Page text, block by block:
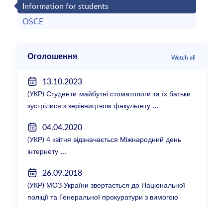
Information for students
OSCE
Оголошення Watch all
13.10.2023
(УКР) Студенти-майбутні стоматологи та їх батьки
зустрілися з керівництвом факультету
04.04.2020
(УКР) 4 квітня відзначається Міжнародний день
інтернету
26.09.2018
(УКР) МОЗ України звертається до Національної
поліції та Генеральної прокуратури з вимогою